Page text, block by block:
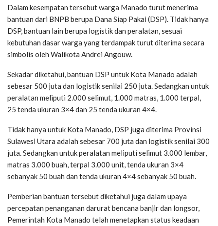
Dalam kesempatan tersebut warga Manado turut menerima
bantuan dari BNPB berupa Dana Siap Pakai (DSP). Tidak hanya
DSP, bantuan lain berupa logistik dan peralatan, sesuai
kebutuhan dasar warga yang terdampak turut diterima secara
simbolis oleh Walikota Andrei Angouw.
Sekadar diketahui, bantuan DSP untuk Kota Manado adalah
sebesar 500 juta dan logistik senilai 250 juta. Sedangkan untuk
peralatan meliputi 2.000 selimut, 1.000 matras, 1.000 terpal,
25 tenda ukuran 3×4 dan 25 tenda ukuran 4×4.
Tidak hanya untuk Kota Manado, DSP juga diterima Provinsi
Sulawesi Utara adalah sebesar 700 juta dan logistik senilai 300
juta. Sedangkan untuk peralatan meliputi selimut 3.000 lembar,
matras 3.000 buah, terpal 3.000 unit, tenda ukuran 3×4
sebanyak 50 buah dan tenda ukuran 4×4 sebanyak 50 buah.
Pemberian bantuan tersebut diketahui juga dalam upaya
percepatan penanganan darurat bencana banjir dan longsor,
Pemerintah Kota Manado telah menetapkan status keadaan